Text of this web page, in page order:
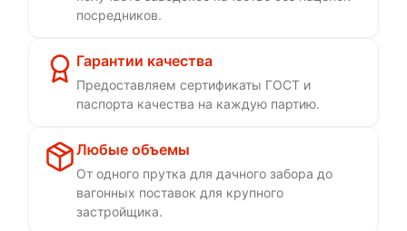
посредников.
Гарантии качества
Предоставляем сертификаты ГОСТ и
паспорта качества на каждую партию.
Любые объемы
От одного прутка для дачного забора до
вагонных поставок для крупного
застройщика.